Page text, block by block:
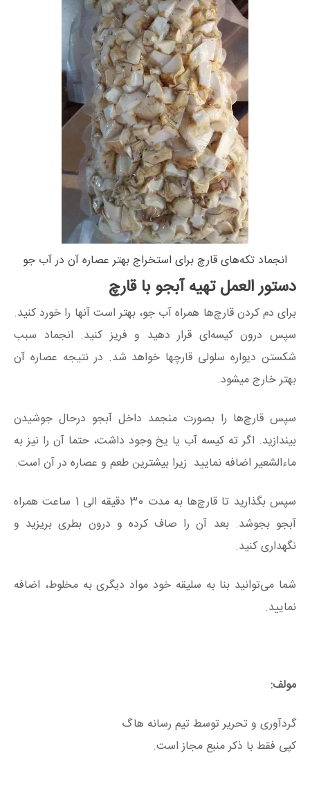
انجماد تکه‌های قارچ برای استخراج بهتر عصاره آن در آب جو
دستور العمل تهیه آبجو با قارچ
برای دم کردن قارچ‌ها همراه آب جو، بهتر است آنها را خورد کنید.
سپس درون کیسه‌ای قرار دهید و فریز کنید. انجماد سبب
شکستن دیواره سلولی قارچها خواهد شد. در نتیجه عصاره آن
بهتر خارج میشود.
سپس قارچ‌ها را بصورت منجمد داخل آبجو درحال جوشیدن
بیندازید. اگر ته کیسه آب یا یخ وجود داشت، حتما آن را نیز به
ماءالشعیر اضافه نمایید. زیرا بیشترین طعم و عصاره در آن است.
سپس بگذارید تا قارچ‌ها به مدت 30 دقیقه الی 1 ساعت همراه
آبجو بجوشد. بعد آن را صاف کرده و درون بطری بریزید و
نگهداری کنید.
شما می‌توانید بنا به سلیقه خود مواد دیگری به مخلوط، اضافه
نمایید.
مولف:
گردآوری و تحریر توسط تیم رسانه هاگ
کپی فقط با ذکر منبع مجاز است.